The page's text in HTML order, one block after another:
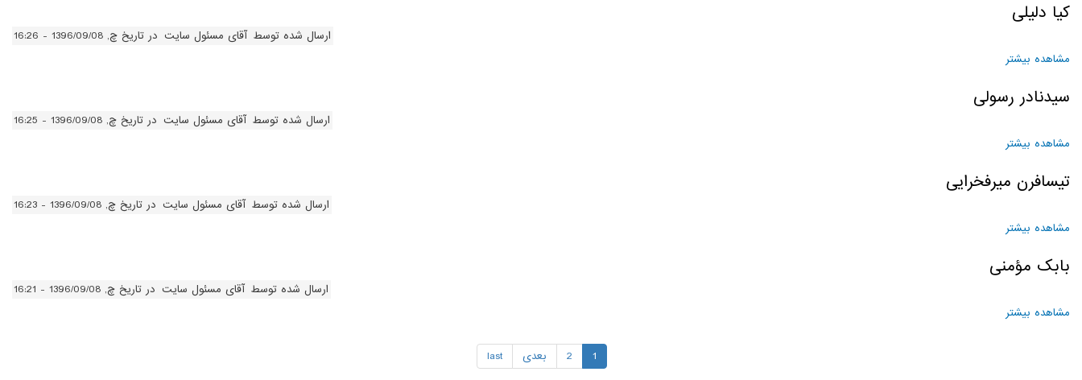
کیا دلیلی
ارسال شده توسط آقای مسئول سایت در تاریخ چ, 1396/09/08 - 16:26
مشاهده بیشتر
سیدنادر رسولی
ارسال شده توسط آقای مسئول سایت در تاریخ چ, 1396/09/08 - 16:25
مشاهده بیشتر
تیسافرن میرفخرایی
ارسال شده توسط آقای مسئول سایت در تاریخ چ, 1396/09/08 - 16:23
مشاهده بیشتر
بابک مؤمنی
ارسال شده توسط آقای مسئول سایت در تاریخ چ, 1396/09/08 - 16:21
مشاهده بیشتر
1
2 بعدی last